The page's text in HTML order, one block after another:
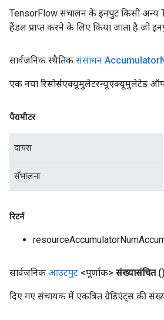
TensorFlow संचालन के इनपुट किसी अन्य
हैंडल प्राप्त करने के लिए किया जाता है जो
सार्वजनिक स्थैतिक संसाधन Accumulator
एक नया रिसोर्सएक्यूमुलेटरन्यूएक्यूमुलेटेड
पैरामीटर
दायरा
सँभालना
रिटर्न
सार्वजनिक आउटपुट <पूर्णांक> संख्यासंचित ()
दिए गए संचायक में एकत्रित ग्रेडिएंट्स की